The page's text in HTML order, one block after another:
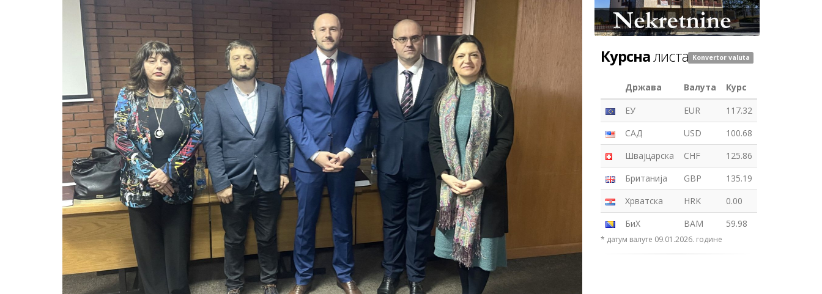
Курсналиста Konvertor valuta
Држава Валута
Курс
ЕУ
EUR
117.32
САД
USD
100.68
Швајцарска
CHF
125.86
Британија
GBP
135.19
Хрватска
HRK
0.00
БиХ
BAM 59.98
* датум валуте 09.01.2026. године